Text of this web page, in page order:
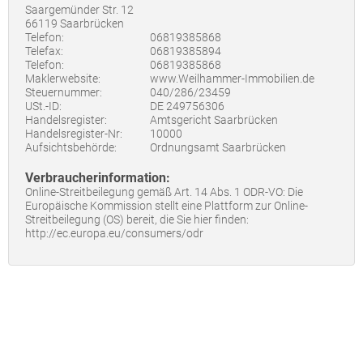
Saargemünder Str. 12
66119 Saarbrücken
Telefon:
06819385868
Telefax:
06819385894
Telefon:
06819385868
Maklerwebsite:
www.Weilhammer-Immobilien.de
Steuernummer:
040/286/23459
USt.-ID:
DE 249756306
Handelsregister:
Amtsgericht Saarbrücken
Handelsregister-Nr:
10000
Aufsichtsbehörde:
Ordnungsamt Saarbrücken
Verbraucherinformation:
Online-Streitbeilegung gemäß Art. 14 Abs. 1 ODR-VO: Die
Europäische Kommission stellt eine Plattform zur Online-
Streitbeilegung (OS) bereit, die Sie hier finden:
http://ec.europa.eu/consumers/odr